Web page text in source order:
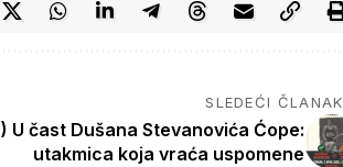
SLEDEĆI ČLANAK
U čast Dušana Stevanovića Ćope:
utakmica koja vraća uspomene